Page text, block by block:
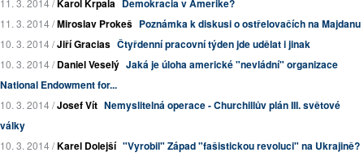
11. 3. 2014 /Miroslav Prokeš Poznámka k diskusi o ostřelovačích na Majdanu
10. 3. 2014 /Jiří Gracias Čtyřdenní pracovní týden jde udělat i jinak
10. 3. 2014 /Daniel Veselý Jaká je úloha americké "nevládní" organizace
National Endowment for...
10. 3. 2014 /Josef Vít Nemyslitelná operace - Churchillův plán III. světové
války
10. 3. 2014 /Karel Dolejší "Vyrobil" Západ "fašistickou revoluci" na Ukrajině?